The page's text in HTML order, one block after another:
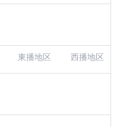
東播地区 西播地区